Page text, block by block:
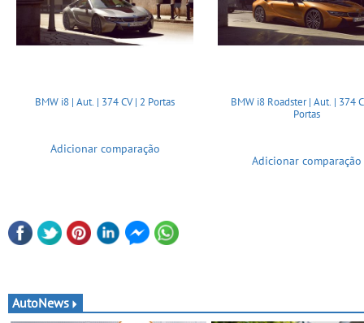
BMW i8 | Aut. | 374 CV | 2 Portas
Adicionar comparação
BMW i8 Roadster | Aut. | 374
Portas
Adicionar comparação
AutoNews